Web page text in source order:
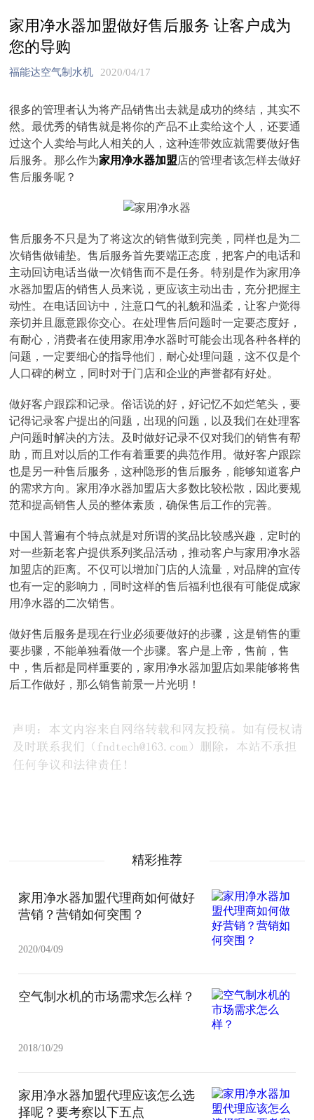
家用净水器加盟做好售后服务 让客户成为
您的导购
福能达空气制水机 2020/04/17
很多的管理者认为将产品销售出去就是成功的终结，其实不
然。最优秀的销售就是将你的产品不止卖给这个人，还要通
过这个人卖给与此人相关的人，这种连带效应就需要做好售
后服务。那么作为家用净水器加盟店的管理者该怎样去做好
售后服务呢？
售后服务不只是为了将这次的销售做到完美，同样也是为二
次销售做铺垫。售后服务首先要端正态度，把客户的电话和
主动回访电话当做一次销售而不是任务。特别是作为家用净
水器加盟店的销售人员来说，更应该主动出击，充分把握主
动性。在电话回访中，注意口气的礼貌和温柔，让客户觉得
亲切并且愿意跟你交心。在处理售后问题时一定要态度好，
有耐心，消费者在使用家用净水器时可能会出现各种各样的
问题，一定要细心的指导他们，耐心处理问题，这不仅是个
人口碑的树立，同时对于门店和企业的声誉都有好处。
做好客户跟踪和记录。俗话说的好，好记忆不如烂笔头，要
记得记录客户提出的问题，出现的问题，以及我们在处理客
户问题时解决的方法。及时做好记录不仅对我们的销售有帮
助，而且对以后的工作有着重要的典范作用。做好客户跟踪
也是另一种售后服务，这种隐形的售后服务，能够知道客户
的需求方向。家用净水器加盟店大多数比较松散，因此要规
范和提高销售人员的整体素质，确保售后工作的完善。
中国人普遍有个特点就是对所谓的奖品比较感兴趣，定时的
对一些新老客户提供系列奖品活动，推动客户与家用净水器
加盟店的距离。不仅可以增加门店的人流量，对品牌的宣传
也有一定的影响力，同时这样的售后福利也很有可能促成家
用净水器的二次销售。
做好售后服务是现在行业必须要做好的步骤，这是销售的重
要步骤，不能单独看做一个步骤。客户是上帝，售前，售
中，售后都是同样重要的，家用净水器加盟店如果能够将售
后工作做好，那么销售前景一片光明！
精彩推荐
家用净水器加盟代理商如何做好
营销？营销如何突围？
2020/04/09
空气制水机的市场需求怎么样？
2018/10/29
家用净水器加盟代理应该怎么选
择呢？要考察以下五点